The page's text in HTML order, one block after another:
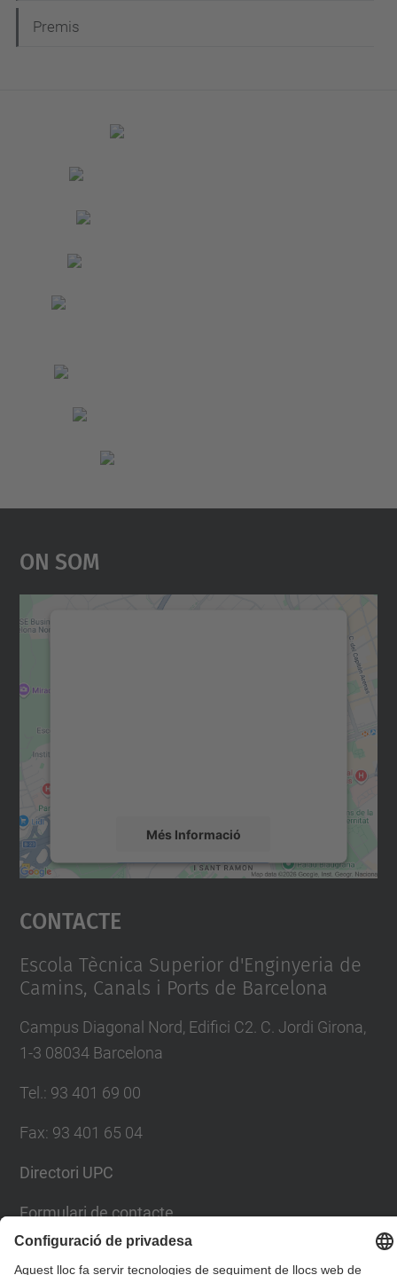
Premis
On Som
Més Informació
Accepta
powered by
Contacte
Escola Tècnica Superior d'Enginyeria de
Camins, Canals i Ports de Barcelona
Campus Diagonal Nord, Edifici C2. C. Jordi Girona,
1-3 08034 Barcelona
Tel. : 93 401 69 00
Fax: 93 401 65 04
Directori UPC
Formulari de contacte